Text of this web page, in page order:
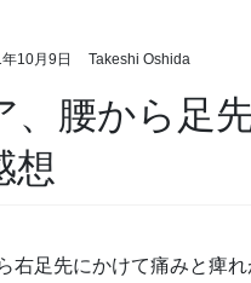
10月9日 Takeshi Oshida
、腰から足
想
右足先にかけて痛みと痺